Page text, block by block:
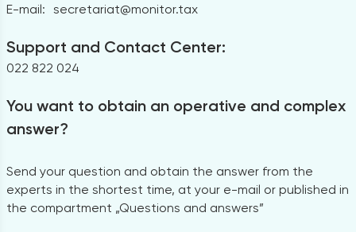
E-mail: secretariat@monitor.tax
Support and Contact Center:
022 822 024
You want to obtain an operative and complex
answer?
Send your question and obtain the answer from the
experts in the shortest time, at your e-mail or published in
the compartment „Questions and answers”